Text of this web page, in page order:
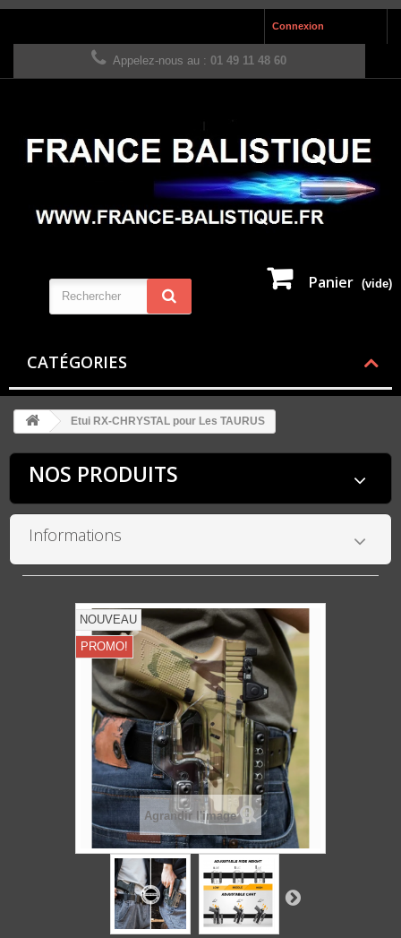
Connexion
Appelez-nous au : 01 49 11 48 60
Panier (vide)
CATÉGORIES
Etui RX-CHRYSTAL pour Les TAURUS
NOS PRODUITS
Informations
NOUVEAU
PROMO!
Agrandir l'image